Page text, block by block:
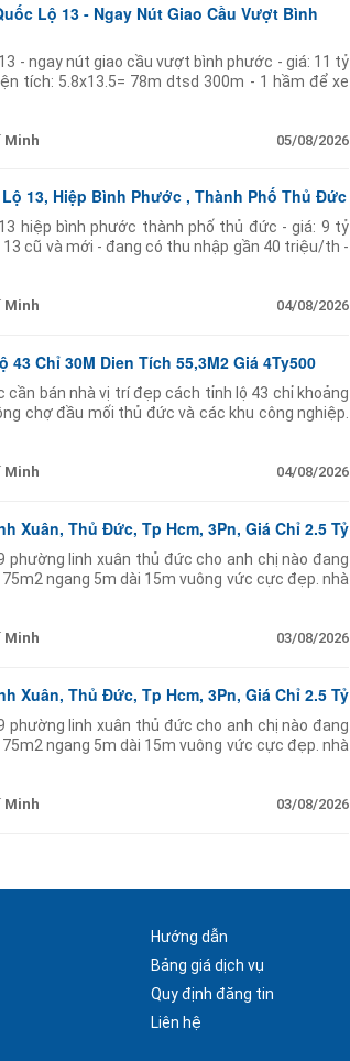
Lộ 13 - Ngay Nút Giao Cầu Vượt Bình
- ngay nút giao cầu vượt bình phước - giá: 11 tỷ
tích: 5.8x13.5= 78m dtsd 300m - 1 hầm để xe
Minh 05/08/2026
13, Hiệp Bình Phước , Thành Phố Thủ Đức
hiệp bình phước thành phố thủ đức - giá: 9 tỷ
cũ và mới - đang có thu nhập gần 40 triệu/th -
Minh 04/08/2026
Chỉ 30M Dien Tích 55,3M2 Giá 4Ty500
bán nhà vị trí đẹp cách tỉnh lộ 43 chỉ khoảng
chợ đầu mối thủ đức và các khu công nghiệp.
Minh 04/08/2026
Xuân, Thủ Đức, Tp Hcm, 3Pn, Giá Chỉ 2.5 Tỷ
linh xuân thủ đức cho anh chị nào đang
ngang 5m dài 15m vuông vức cực đẹp. nhà
Minh 03/08/2026
Xuân, Thủ Đức, Tp Hcm, 3Pn, Giá Chỉ 2.5 Tỷ
linh xuân thủ đức cho anh chị nào đang
ngang 5m dài 15m vuông vức cực đẹp. nhà
Minh 03/08/2026
Hướng dẫn
Bảng giá dịch vụ
Quy định đăng tin
Liên hệ